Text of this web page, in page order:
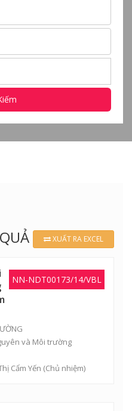
XUẤT RA EXCEL
NN-NDT00173/14/VBL
và Môi trường
Cẩm Yến (Chủ nhiệm)